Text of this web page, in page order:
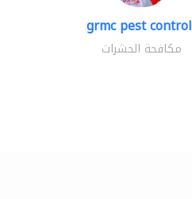
grmc pest
مكافحة الحشرات